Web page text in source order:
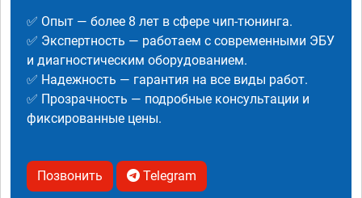
✅ Опыт — более 8 лет в сфере чип-тюнинга.
✅ Экспертность — работаем с современными ЭБУ
и диагностическим оборудованием.
✅ Надежность — гарантия на все виды работ.
✅ Прозрачность — подробные консультации и
фиксированные цены.
Позвонить Telegram